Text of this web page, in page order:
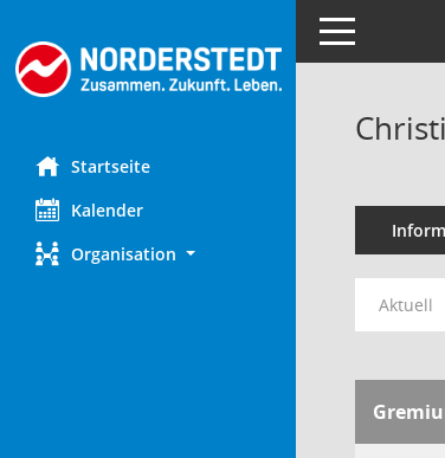
Startseite
Kalender
Organisation
Toggle
Aktuell